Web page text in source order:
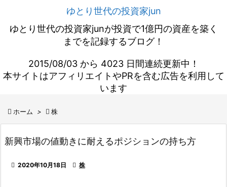
ゆとり世代の投資家jun
ゆとり世代の投資家junが投資で1億円の資産を築く
までを記録するブログ！
2015/08/03 から 4023 日間連続更新中！
本サイトはアフィリエイトやPRを含む広告を利用して
います
 ホーム >  株
新興市場の値動きに耐えるポジションの持ち方
 2020年10月18日  株